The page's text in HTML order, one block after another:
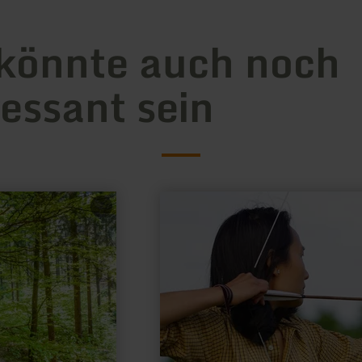
auch noch
sein
Bogenschießen
Archeryhotel